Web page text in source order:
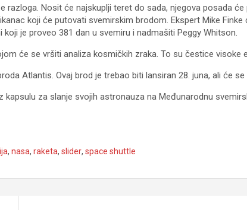
razloga. Nosit će najskuplji teret do sada, njegova posada
koji će putovati svemirskim brodom. Ekspert Mike
je proveo 381 dan u svemiru i nadmašiti Peggy Whitson.
će se vršiti analiza kosmičkih zraka. To su čestice visoke
Atlantis. Ovaj brod je trebao biti lansiran 28. juna, ali će
za slanje svojih astronauza na Međunarodnu
, nasa, raketa, slider, space shuttle